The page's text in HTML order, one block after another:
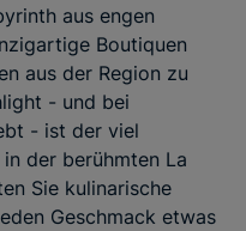
aus engen
Boutiquen
aus der Region zu
- und bei
- ist der viel
der berühmten La
Sie kulinarische
Geschmack etwas